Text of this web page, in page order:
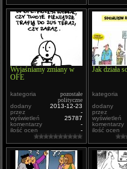
Wyjaśniamy zmiany w
OFE
kategoria
pozostałe
polityczne
dodany
2013-12-23
przez
-
wyświetleń
25787
komentarzy
-
ilość ocen
-
Jak działa
kategoria
dodany
przez
wyświetleń
komentarzy
ilość ocen